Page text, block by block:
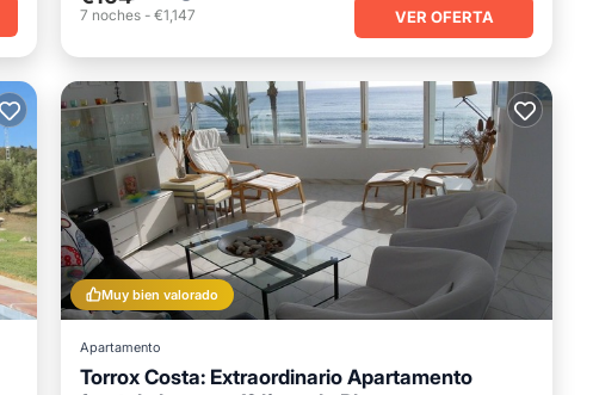
7 noches - €1,147 VER OFERTA
Muy bien valorado
Apartamento
Torrox Costa: Extraordinario Apartamento